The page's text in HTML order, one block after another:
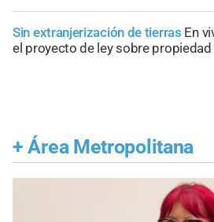
Sin extranjerización de tierras En
el proyecto de ley sobre
+ Área Metropolitana